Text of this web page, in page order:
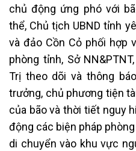
chủ động ứng phó với
thể, Chủ tịch UBND tỉnh
và đảo Cồn Cỏ phối hợp
phòng tỉnh, Sở
Trị theo dõi và thông
trưởng, chủ phương tiện
của bão và thời tiết nguy
động các biện pháp
di chuyển vào khu vực